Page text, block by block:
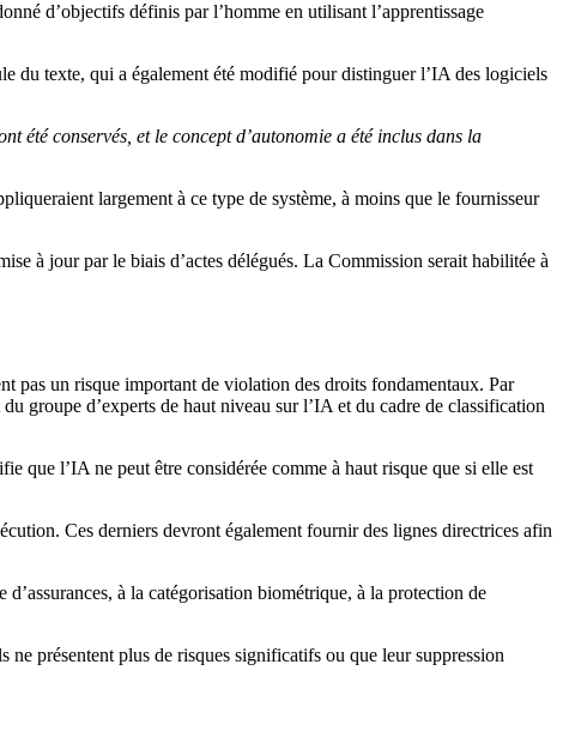
d’objectifs définis par l’homme en utilisant l’apprentissage
du texte, qui a également été modifié pour distinguer l’IA des logiciels
été conservés, et le concept d’autonomie a été inclus dans la
largement à ce type de système, à moins que le fournisseur
à jour par le biais d’actes délégués. La Commission serait habilitée à
pas un risque important de violation des droits fondamentaux. Par
groupe d’experts de haut niveau sur l’IA et du cadre de classification
que l’IA ne peut être considérée comme à haut risque que si elle est
Ces derniers devront également fournir des lignes directrices afin
à la catégorisation biométrique, à la protection de
présentent plus de risques significatifs ou que leur suppression